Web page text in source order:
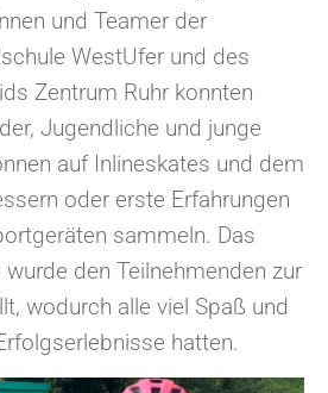
und Teamer der
WestUfer und des
Zentrum Ruhr konnten
Jugendliche und junge
auf Inlineskates und dem
oder erste Erfahrungen
sammeln. Das
den Teilnehmenden zur
wodurch alle viel Spaß und
hatten.